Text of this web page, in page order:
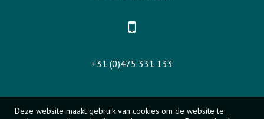
+31 (0)475 331 133
Deze website maakt gebruik van cookies om de website te